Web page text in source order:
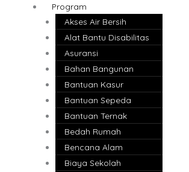
Program
Akses Air Bersih
Alat Bantu Disabilitas
Asuransi
Bahan Bangunan
Bantuan Kasur
Bantuan Sepeda
Bantuan Ternak
Bedah Rumah
Bencana Alam
Biaya Sekolah